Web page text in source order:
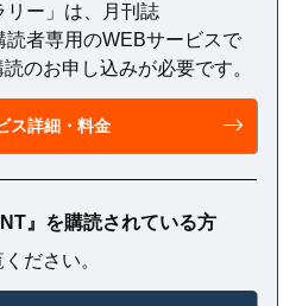
リー」は、月刊誌
読者専用のWEBサービスで
のお申し込みが必要です。
ス詳細・料金
』を購読されている方
ださい。